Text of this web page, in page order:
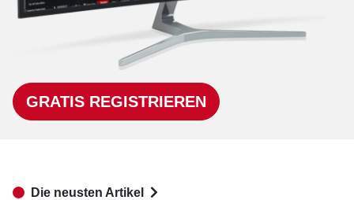
GRATIS REGISTRIEREN
Die neusten Artikel